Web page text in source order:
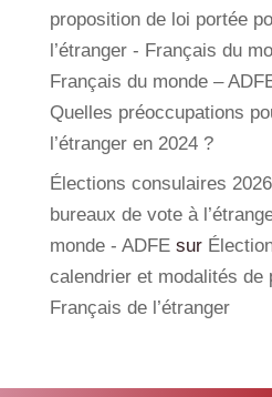
proposition de loi portée
l’étranger - Français du
Français du monde –
Quelles préoccupations
l’étranger en 2024 ?
Élections consulaires
bureaux de vote à
monde - ADFEsur
calendrier et modalités de
Français de l’étranger